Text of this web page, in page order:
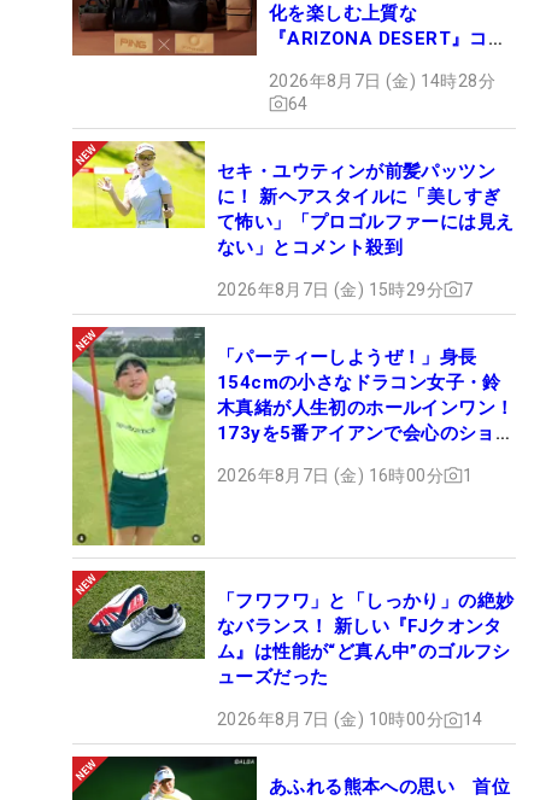
化を楽しむ上質な
『ARIZONA DESERT』コレ
ュー
2026年8月7日 (金) 14時28分
64
セキ・ユウティンが前髪パッツン
に！ 新ヘアスタイルに「美しすぎ
て怖い」「プロゴルファーには見え
ない」とコメント殺到
2026年8月7日 (金) 15時29分 7
「パーティーしようぜ！」身長
154cmの小さなドラコン女子・鈴
木真緒が人生初のホールインワン！
173yを5番アイアンで会心のショッ
2026年8月7日 (金) 16時00分 1
「フワフワ」と「しっかり」の絶妙
なバランス！ 新しい『FJクオンタ
ム』は性能が“ど真ん中”のゴルフシ
ューズだった
2026年8月7日 (金) 10時00分 14
あふれる熊本への思い 首位